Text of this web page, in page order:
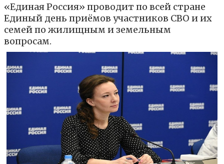
«Единая Россия» проводит по всей стране
Единый день приёмов участников СВО и их
семей по жилищным и земельным
вопросам.